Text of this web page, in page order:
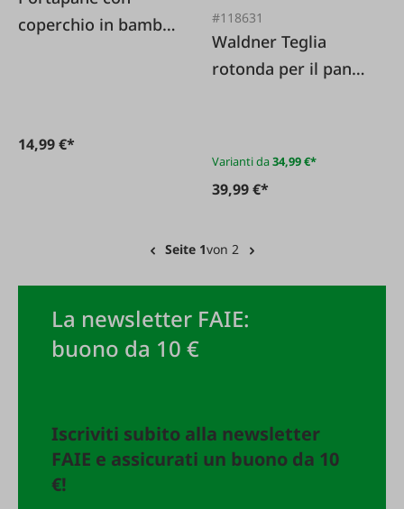
coperchio in bambù
14,99 €*
#118631
Waldner Teglia
rotonda per il pane
Varianti da34,99 €*
39,99 €*
Seite 1von 2
La newsletter FAIE:
buono da 10 €
Iscriviti subito alla newsletter
FAIE e assicurati un buono da 10
€!